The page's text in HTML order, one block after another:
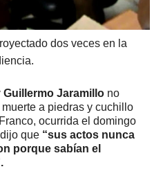
dos veces en la
Guillermo Jaramillo no
a piedras y cuchillo
ocurrida el domingo
que “sus actos nunca
porque sabían el